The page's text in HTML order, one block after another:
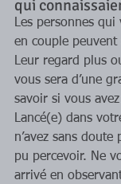
qui
Les personnes
en couple
Leur regard plus
vous sera d’une
savoir si vous
Lancé(e) dans
n’avez sans doute
pu percevoir. Ne
arrivé en